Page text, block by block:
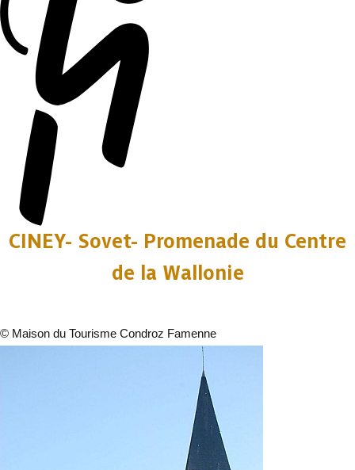
CINEY- Sovet- Promenade du Centre
de la Wallonie
© Maison du Tourisme Condroz Famenne